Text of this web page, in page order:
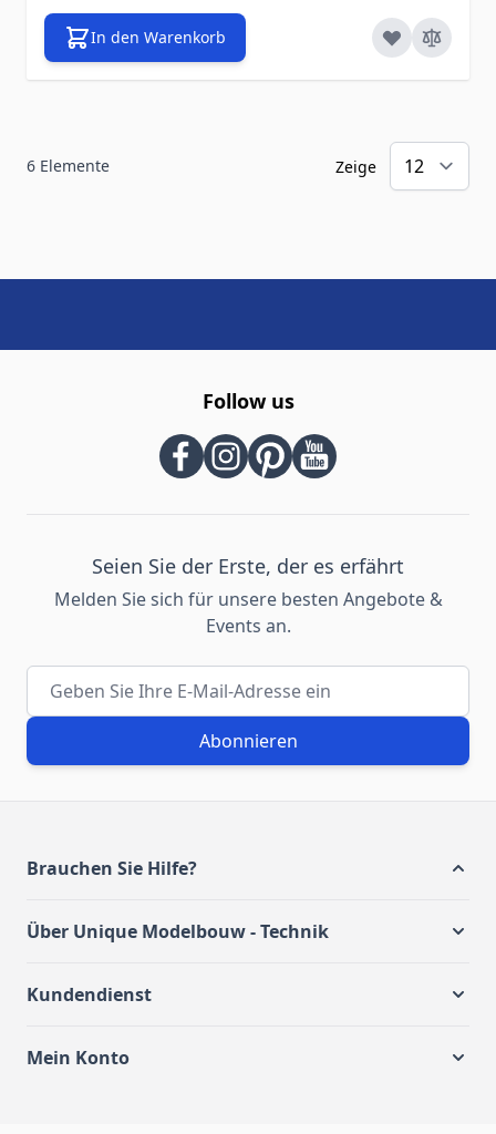
In den Warenkorb
6 Elemente Zeige
Follow us
Seien Sie der Erste, der es erfährt
Melden Sie sich für unsere besten Angebote &
Events an.
E-Mail-Adresse
Abonnieren
Brauchen Sie Hilfe?
Über Unique Modelbouw - Technik
Kundendienst
Mein Konto